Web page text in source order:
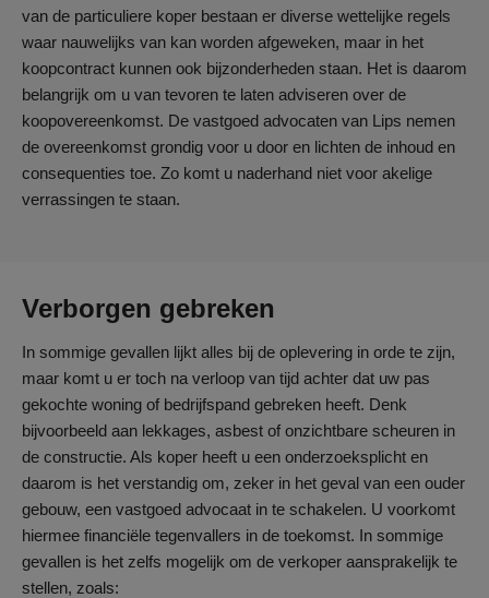
van de particuliere koper bestaan er diverse wettelijke regels
waar nauwelijks van kan worden afgeweken, maar in het
koopcontract kunnen ook bijzonderheden staan. Het is daarom
belangrijk om u van tevoren te laten adviseren over de
koopovereenkomst. De vastgoed advocaten van Lips nemen
de overeenkomst grondig voor u door en lichten de inhoud en
consequenties toe. Zo komt u naderhand niet voor akelige
verrassingen te staan.
Verborgen gebreken
In sommige gevallen lijkt alles bij de oplevering in orde te zijn,
maar komt u er toch na verloop van tijd achter dat uw pas
gekochte woning of bedrijfspand gebreken heeft. Denk
bijvoorbeeld aan lekkages, asbest of onzichtbare scheuren in
de constructie. Als koper heeft u een onderzoeksplicht en
daarom is het verstandig om, zeker in het geval van een ouder
gebouw, een vastgoed advocaat in te schakelen. U voorkomt
hiermee financiële tegenvallers in de toekomst. In sommige
gevallen is het zelfs mogelijk om de verkoper aansprakelijk te
stellen, zoals: